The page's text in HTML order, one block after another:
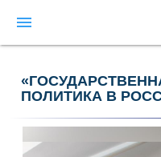
menu
ПОЛИТИКА В